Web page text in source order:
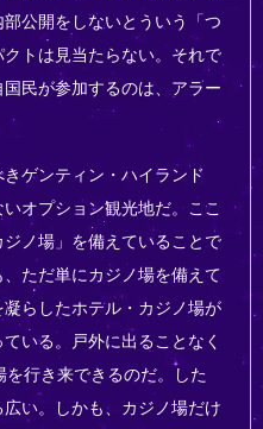
公開をしないとういう「つ
トは見当たらない。それで
民が参加するのは、アラー
ゲンティン・ハイランド
オプション観光地だ。ここ
ノ場」を備えていることで
ただ単にカジノ場を備えて
らしたホテル・カジノ場が
いる。戸外に出ることなく
行き来できるのだ。した
い。しかも、カジノ場だけ